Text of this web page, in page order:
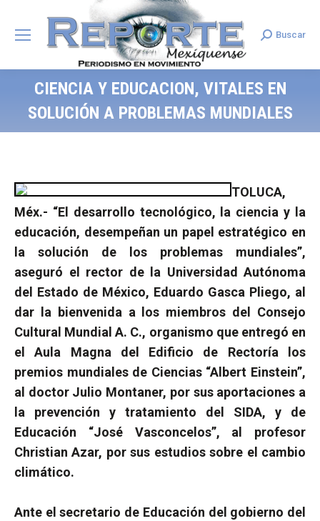
Search:
Buscar
CIENCIA Y EDUCACION, VITALES EN
SOLUCIÓN A PROBLEMAS MUNDIALES
TOLUCA,
Méx.- “El desarrollo tecnológico, la ciencia y la
educación, desempeñan un papel estratégico en
la solución de los problemas mundiales”,
aseguró el rector de la Universidad Autónoma
del Estado de México, Eduardo Gasca Pliego, al
dar la bienvenida a los miembros del Consejo
Cultural Mundial A. C., organismo que entregó en
el Aula Magna del Edificio de Rectoría los
premios mundiales de Ciencias “Albert Einstein”,
al doctor Julio Montaner, por sus aportaciones a
la prevención y tratamiento del SIDA, y de
Educación “José Vasconcelos”, al profesor
Christian Azar, por sus estudios sobre el cambio
climático.
Ante el secretario de Educación del gobierno del